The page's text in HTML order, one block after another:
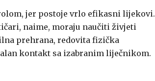
jer postoje vrlo efikasni lijekovi.
naime, moraju naučiti živjeti
prehrana, redovita fizička
kontakt sa izabranim liječnikom.